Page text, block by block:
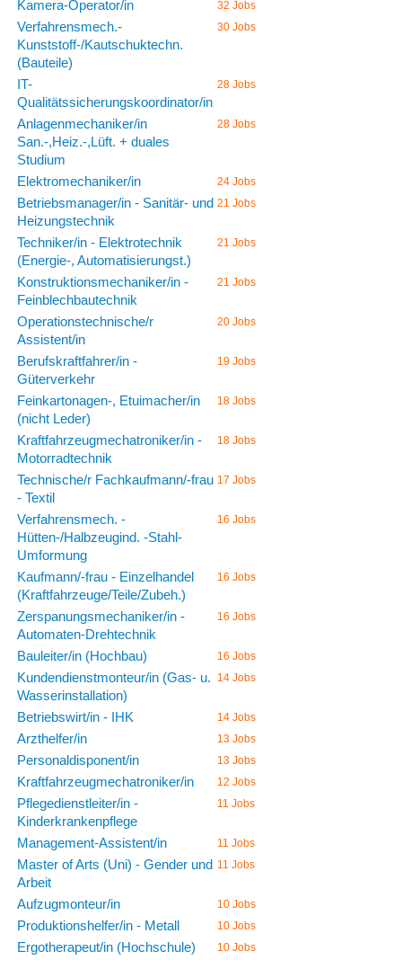
Kamera-Operator/in 32 Jobs
Verfahrensmech.-
Kunststoff-/Kautschuktechn.
(Bauteile)
30 Jobs
IT-
Qualitätssicherungskoordinator/in
28 Jobs
Anlagenmechaniker/in
San.-,Heiz.-,Lüft. + duales
Studium
28 Jobs
Elektromechaniker/in 24 Jobs
Betriebsmanager/in - Sanitär- und
Heizungstechnik
21 Jobs
Techniker/in - Elektrotechnik
(Energie-, Automatisierungst.)
21 Jobs
Konstruktionsmechaniker/in -
Feinblechbautechnik
21 Jobs
Operationstechnische/r
Assistent/in
20 Jobs
Berufskraftfahrer/in -
Güterverkehr
19 Jobs
Feinkartonagen-, Etuimacher/in
(nicht Leder)
18 Jobs
Kraftfahrzeugmechatroniker/in -
Motorradtechnik
18 Jobs
Technische/r Fachkaufmann/-frau
- Textil
17 Jobs
Verfahrensmech. -
Hütten-/Halbzeugind. -Stahl-
Umformung
16 Jobs
Kaufmann/-frau - Einzelhandel
(Kraftfahrzeuge/Teile/Zubeh.)
16 Jobs
Zerspanungsmechaniker/in -
Automaten-Drehtechnik
16 Jobs
Bauleiter/in (Hochbau) 16 Jobs
Kundendienstmonteur/in (Gas- u.
Wasserinstallation)
14 Jobs
Betriebswirt/in - IHK 14 Jobs
Arzthelfer/in 13 Jobs
Personaldisponent/in 13 Jobs
Kraftfahrzeugmechatroniker/in 12 Jobs
Pflegedienstleiter/in -
Kinderkrankenpflege
11 Jobs
Management-Assistent/in 11 Jobs
Master of Arts (Uni) - Gender und
Arbeit
11 Jobs
Aufzugmonteur/in 10 Jobs
Produktionshelfer/in - Metall 10 Jobs
Ergotherapeut/in (Hochschule) 10 Jobs